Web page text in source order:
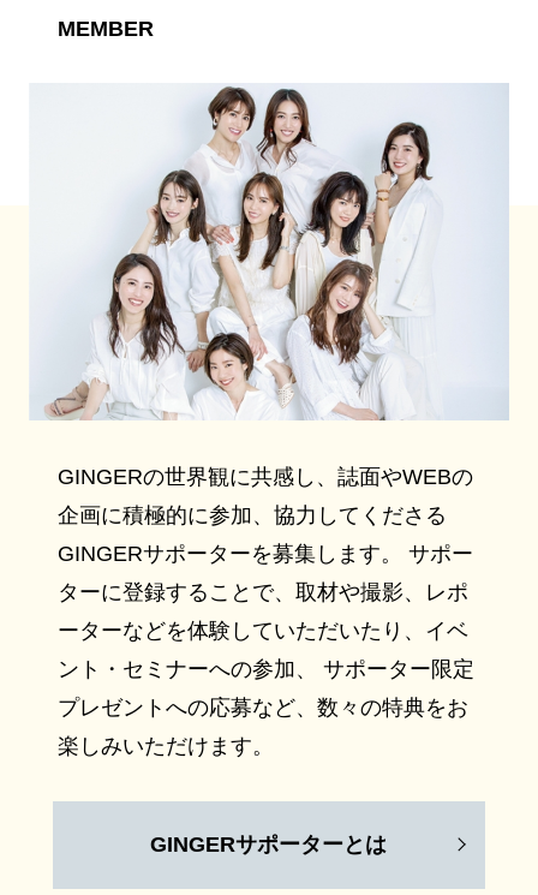
MEMBER
GINGERの世界観に共感し、誌面やWEBの
企画に積極的に参加、協力してくださる
GINGERサポーターを募集します。 サポー
ターに登録することで、取材や撮影、レポ
ーターなどを体験していただいたり、イベ
ント・セミナーへの参加、 サポーター限定
プレゼントへの応募など、数々の特典をお
楽しみいただけます。
GINGERサポーターとは